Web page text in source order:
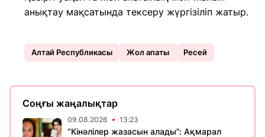
анықтау мақсатында тексеру жүргізіліп жатыр.
Алтай Республикасы Жол апаты Ресей
Соңғы жаңалықтар
09.08.2026 13:23
“Кінәлілер жазасын алады”: Ақмарал